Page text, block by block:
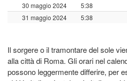
30 maggio 2024
5:38
31 maggio 2024
5:38
Il sorgere o il tramontare del sole
alla città di Roma. Gli orari nel
possono leggermente differire, per